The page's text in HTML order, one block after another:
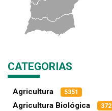
CATEGORIAS
Agricultura 5351
Agricultura Biológica 372